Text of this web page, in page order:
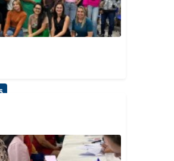
Laços" participam
e Afeto: Projeto
Laços" realiza s...